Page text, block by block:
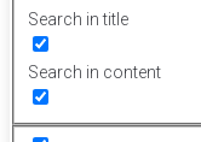
Search in title
Search in content